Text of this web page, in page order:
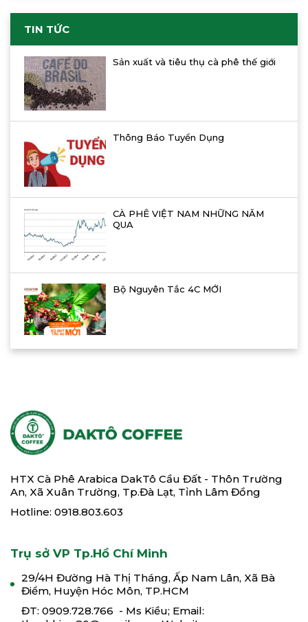
TIN TỨC
Sản xuất và tiêu thụ cà phê thế giới
Thông Báo Tuyển Dụng
CÀ PHÊ VIỆT NAM NHỮNG NĂM
QUA
Bộ Nguyên Tắc 4C MỚI
HTX Cà Phê Arabica DakTô Cầu Đất - Thôn Trường
An, Xã Xuân Trường, Tp.Đà Lạt, Tỉnh Lâm Đồng
Hotline: 0918.803.603
Trụ sở VP Tp.Hồ Chí Minh
29/4H Đường Hà Thị Tháng, Ấp Nam Lân, Xã Bà
Điểm, Huyện Hóc Môn, TP.HCM
ĐT: 0909.728.766 - Ms Kiều; Email: